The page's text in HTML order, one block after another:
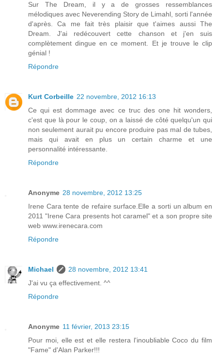
Sur The Dream, il y a de grosses ressemblances
mélodiques avec Neverending Story de Limahl, sorti l'année
d'après. Ca me fait très plaisir que t'aimes aussi The
Dream. J'ai redécouvert cette chanson et j'en suis
complètement dingue en ce moment. Et je trouve le clip
génial !
Répondre
Kurt Corbeille 22 novembre, 2012 16:13
Ce qui est dommage avec ce truc des one hit wonders,
c'est que là pour le coup, on a laissé de côté quelqu'un qui
non seulement aurait pu encore produire pas mal de tubes,
mais qui avait en plus un certain charme et une
personnalité intéressante.
Répondre
Anonyme 28 novembre, 2012 13:25
Irene Cara tente de refaire surface.Elle a sorti un album en
2011 "Irene Cara presents hot caramel" et a son propre site
web www.irenecara.com
Répondre
Michael
28 novembre, 2012 13:41
J'ai vu ça effectivement. ^^
Répondre
Anonyme 11 février, 2013 23:15
Pour moi, elle est et elle restera l'inoubliable Coco du film
"Fame" d'Alan Parker!!!